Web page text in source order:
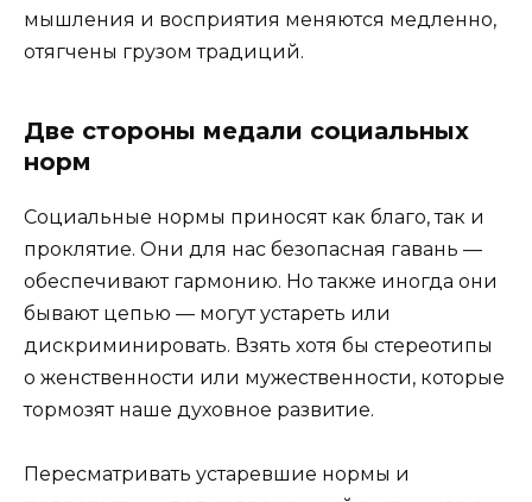
мышления и восприятия меняются медленно,
отягчены грузом традиций.
Две стороны медали социальных
норм
Социальные нормы приносят как благо, так и
проклятие. Они для нас безопасная гавань —
обеспечивают гармонию. Но также иногда они
бывают цепью — могут устареть или
дискриминировать. Взять хотя бы стереотипы
о женственности или мужественности, которые
тормозят наше духовное развитие.
Пересматривать устаревшие нормы и